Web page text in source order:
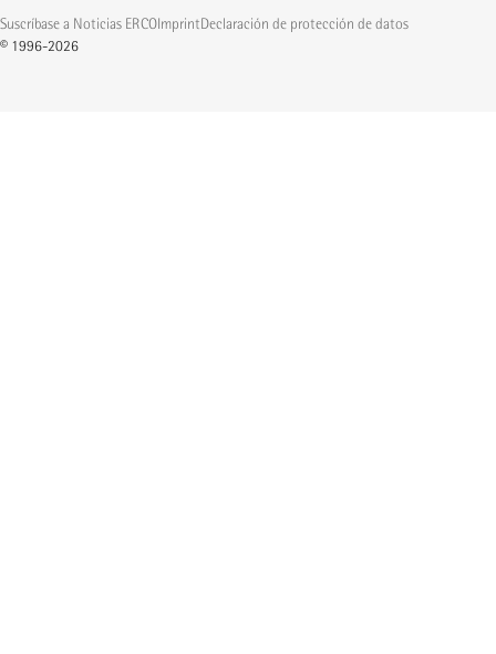
Suscríbase a Noticias ERCOImprintDeclaración de protección de datos
© 1996-2026